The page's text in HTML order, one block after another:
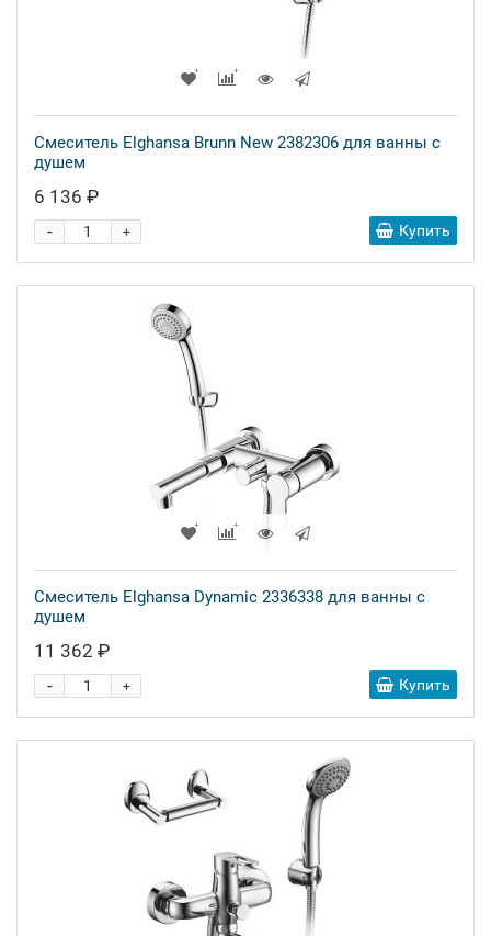
Смеситель Elghansa Brunn New 2382306 для ванны с
душем
6 136 ₽
+
- Купить
Смеситель Elghansa Dynamic 2336338 для ванны с
душем
11 362 ₽
+
- Купить